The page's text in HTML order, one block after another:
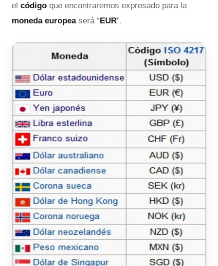
el código que encontraremos expresado para la
moneda europeaserá “EUR”.